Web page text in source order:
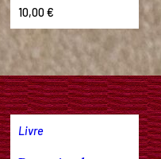
10,00€
Livre